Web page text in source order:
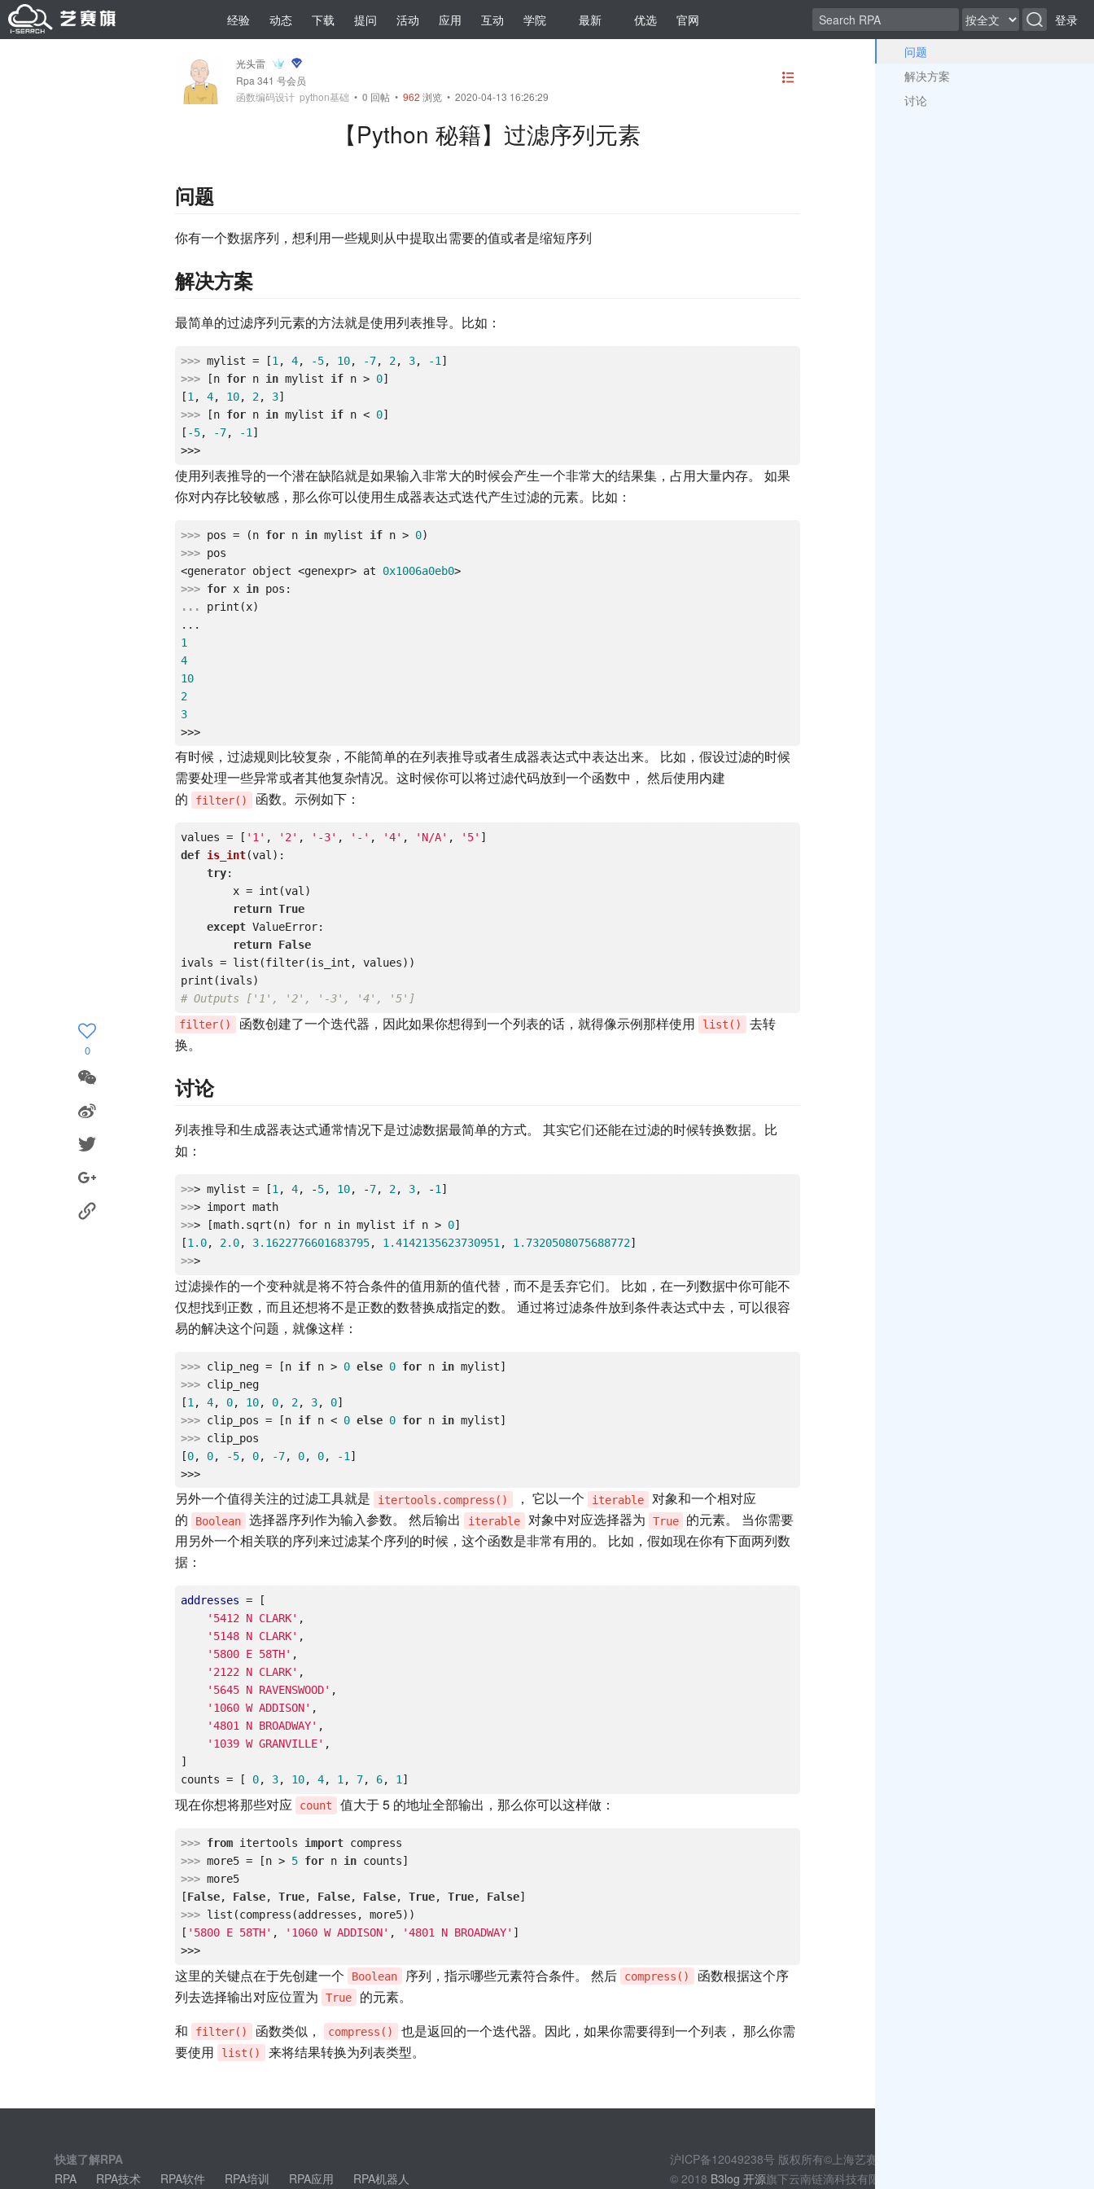
经验 动态 下载 提问 活动 应用 互动 学院 最新 优选 官网 登录
光头雷
Rpa 341 号会员
函数编码设计 python基础 • 0 回帖• 962 浏览 • 2020-04-13 16:26:29
【Python 秘籍】过滤序列元素
问题
你有一个数据序列，想利用一些规则从中提取出需要的值或者是缩短序列
解决方案
最简单的过滤序列元素的方法就是使用列表推导。比如：
>>> mylist = [1 , 4, -5, 10, -7, 2, 3, -1
>>>
[n for n in mylist if n > 0]
[1 , 4, 10, 2, 3
>>>
[n for n in mylist if n < 0]
[ -5, -7, -1 ]
>>>
使用列表推导的一个潜在缺陷就是如果输入非常大的时候会产生一个非常大的结果集，占用大量内存。 如果
你对内存比较敏感，那么你可以使用生成器表达式迭代产生过滤的元素。比如：
>>> pos = (n for n in mylist if n > 0
>>> pos
<generator object <genexpr> at 0x1006a0eb0 >
>>> for x in
... print(x)
1
4
10
2
3
>>>
有时候，过滤规则比较复杂，不能简单的在列表推导或者生成器表达式中表达出来。 比如，假设过滤的时候
需要处理一些异常或者其他复杂情况。这时候你可以将过滤代码放到一个函数中， 然后使用内建
的
filter() 函数。示例如下：
values = [ '1' , '2' , '-3' , '-' , '4' , 'N/A' , '5'
def is_int(val) :
try:
return True
except ValueError:
return False
ivals = list(filter(is_int, values))
# Outputs ['1', '2', '-3', '4', '5']
filter()
函数创建了一个迭代器，因此如果你想得到一个列表的话，就得像示例那样使用 list()
去转
换。
讨论
列表推导和生成器表达式通常情况下是过滤数据最简单的方式。 其实它们还能在过滤的时候转换数据。比
如：
>>> mylist = [1 , 4, -5, 10, -7, 2, 3, -1
>>
> import math
>>> [math.sqrt(n) for n in mylist if n > 0]
[1.0, 2.0, 3.1622776601683795, 1.4142135623730951 , 1.7320508075688772
>> >
过滤操作的一个变种就是将不符合条件的值用新的值代替，而不是丢弃它们。 比如，在一列数据中你可能不
仅想找到正数，而且还想将不是正数的数替换成指定的数。 通过将过滤条件放到条件表达式中去，可以很容
易的解决这个问题，就像这样：
>>> clip_neg = [n if n > 0 else 0 for n in
>>> clip_neg
[1 , 4, 0, 10, 0, 2, 3, 0
>>> clip_pos = [n if n < 0 else 0 for n in
>>> clip_pos
[0, 0, -5, 0, -7, 0, 0, -1 ]
>>>
另外一个值得关注的过滤工具就是 itertools.compress() ， 它以一个 iterable
对象和一个相对应
的
Boolean 选择器序列作为输入参数。 然后输出 iterable 对象中对应选择器为 True
的元素。 当你需要
用另外一个相关联的序列来过滤某个序列的时候，这个函数是非常有用的。 比如，假如现在你有下面两列数
据：
addresses = [
'5412 N CLARK' ,
'5148 N CLARK' ,
'5800 E 58TH' ,
'2122 N CLARK' ,
'5645 N RAVENSWOOD' ,
'1060 W ADDISON' ,
'4801 N BROADWAY' ,
'1039 W GRANVILLE' ,
]
counts = [ 0, 3, 10, 4, 1 , 7, 6, 1
现在你想将那些对应 count 值大于 5 的地址全部输出，那么你可以这样做：
>>> from itertools import
>>> more5 = [n > 5 for n in
>>> more5
[False, False, True, False, False, True, True, False
>>> list(compress(addresses, more5))
[ '5800 E 58TH' , '1060 W ADDISON' , '4801 N BROADWAY' ]
>>>
这里的关键点在于先创建一个 Boolean 序列，指示哪些元素符合条件。 然后 compress()
函数根据这个序
列去选择输出对应位置为
True
的元素。
和
filter() 函数类似， compress()
也是返回的一个迭代器。因此，如果你需要得到一个列表， 那么你需
要使用
list() 来将结果转换为列表类型。
快速了解RPA
RPA
RPA技术 RPA软件 RPA培训 RPA应用 RPA机器人
沪ICP备12049238号 版权所有©上海艺赛旗软件股份有限公司 2011-2018
© 2018 B3log 开源旗下云南链滴科技有限公司版权所有 •
0
问题
解决方案
讨论